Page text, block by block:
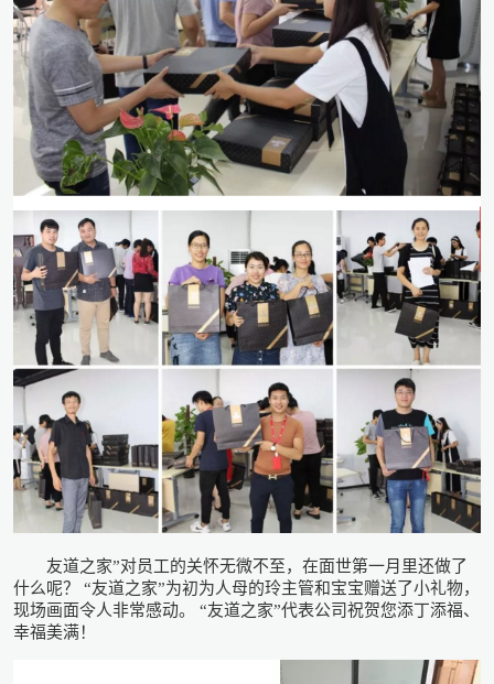
友道之家”对员工的关怀无微不至，在面世第一月里还做了
什么呢？ “友道之家”为初为人母的玲主管和宝宝赠送了小礼物，
现场画面令人非常感动。 “友道之家”代表公司祝贺您添丁添福、
幸福美满！